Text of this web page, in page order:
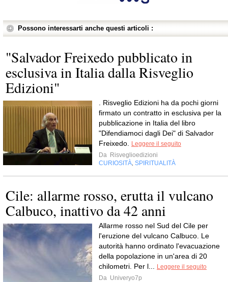
Possono interessarti anche questi articoli :
"Salvador Freixedo pubblicato in
esclusiva in Italia dalla Risveglio
Edizioni"
. Risveglio Edizioni ha da pochi giorni
firmato un contratto in esclusiva per la
pubblicazione in Italia del libro
"Difendiamoci dagli Dei" di Salvador
Freixedo.
Leggere il seguito
Da Risveglioedizioni
CURIOSITÀ SPIRITUALITÀ
Cile: allarme rosso, erutta il vulcano
Calbuco, inattivo da 42 anni
Allarme rosso nel Sud del Cile per
l'eruzione del vulcano Calbuco. Le
autorità hanno ordinato l'evacuazione
della popolazione in un'area di 20
chilometri. Per l...
Leggere il seguito
Da Univeryo7p